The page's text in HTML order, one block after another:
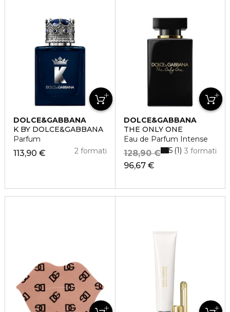
DOLCE&GABBANA
K BY DOLCE&GABBANA
Parfum
113,90 € 2 formati
DOLCE&GABBANA
THE ONLY ONE
Eau de Parfum Intense
96,67 €
128,90 € 3 formati
5 1